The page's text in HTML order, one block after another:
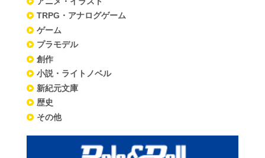
TRPG・アナログゲーム
ゲーム
プラモデル
創作
小説・ライトノベル
新紀元文庫
歴史
その他